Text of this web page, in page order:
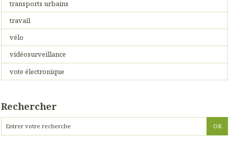
transports urbains
travail
vélo
vidéosurveillance
vote électronique
Rechercher